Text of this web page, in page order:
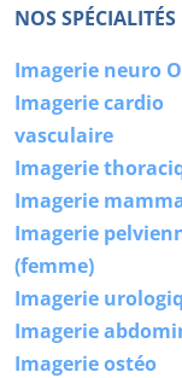
NOS SPÉCIALITÉS
Imagerie neuro
Imagerie cardio
vasculaire
Imagerie
Imagerie
Imagerie
(femme)
Imagerie
Imagerie
Imagerie ostéo